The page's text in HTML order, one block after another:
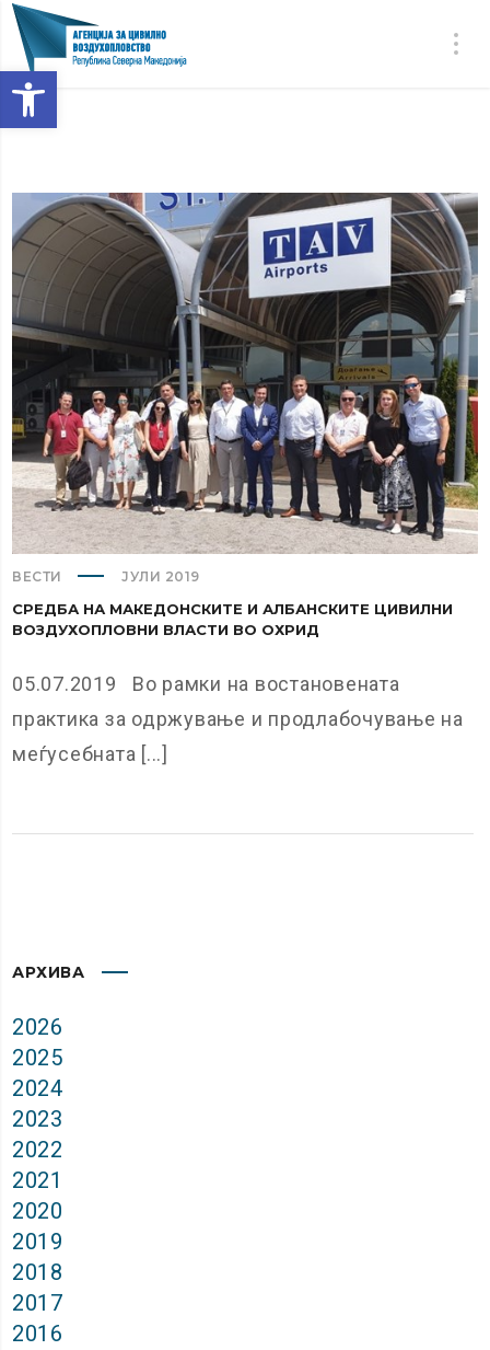
Open toolbar
ВЕСТИ ЈУЛИ 2019
СРЕДБА НА МАКЕДОНСКИТЕ И АЛБАНСКИТЕ ЦИВИЛНИ
ВОЗДУХОПЛОВНИ ВЛАСТИ ВО ОХРИД
05.07.2019 Во рамки на востановената
практика за одржување и продлабочување на
меѓусебната [...]
АРХИВА
2026
2025
2024
2023
2022
2021
2020
2019
2018
2017
2016